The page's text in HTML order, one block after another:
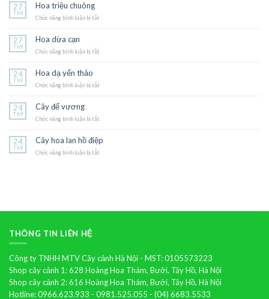
27
Th9
Hoa triệu chuông
Chức năng bình luận bị tắt
27
Th9
Hoa dừa cạn
Chức năng bình luận bị tắt
24
Th9
Hoa dạ yến thảo
Chức năng bình luận bị tắt
24
Th9
Cây đế vương
Chức năng bình luận bị tắt
vương
24
Th9
Cây hoa lan hồ điệp
Chức năng bình luận bị tắt
THÔNG TIN LIÊN HỆ
Công ty TNHH MTV Cây cảnh Hà Nội - MST: 0105573223
Shop cây cảnh 1: 628 Hoàng Hoa Thám, Bưởi, Tây Hồ, Hà Nội
Shop cây cảnh 2: 616 Hoàng Hoa Thám, Bưởi, Tây Hồ, Hà Nội
Hotline: 0966.623.933 - 0981.525.055 - (04) 6683.5533